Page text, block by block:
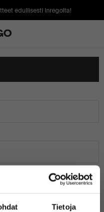
Tietoja
edullisesti Inregolta!